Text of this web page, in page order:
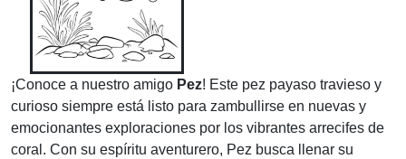
¡Conoce a nuestro amigo Pez! Este pez payaso travieso y
curioso siempre está listo para zambullirse en nuevas y
emocionantes exploraciones por los vibrantes arrecifes de
coral. Con su espíritu aventurero, Pez busca llenar su